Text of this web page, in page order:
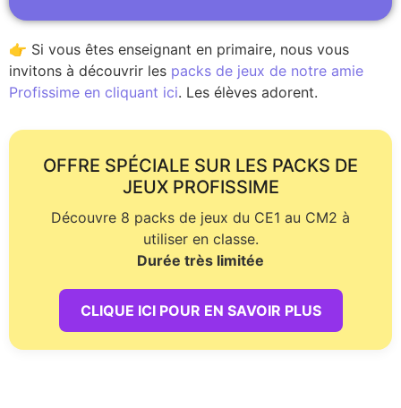
👉 Si vous êtes enseignant en primaire, nous vous
invitons à découvrir les packs de jeux de notre amie
Profissime en cliquant ici. Les élèves adorent.
OFFRE SPÉCIALE SUR LES PACKS DE
JEUX PROFISSIME
Découvre 8 packs de jeux du CE1 au CM2 à
utiliser en classe.
Durée très limitée
CLIQUE ICI POUR EN SAVOIR PLUS